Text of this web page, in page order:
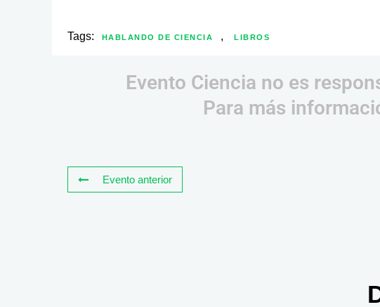
Tags: HABLANDO DE CIENCIA , LIBROS
Evento Ciencia no es
Para más
Evento anterior